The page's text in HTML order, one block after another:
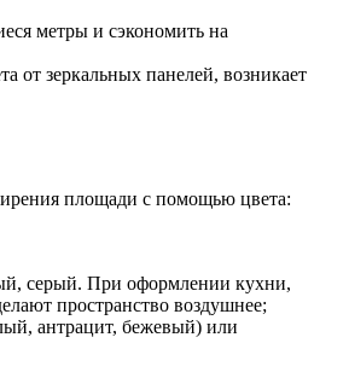
метры и сэкономить на
от зеркальных панелей, возникает
площади с помощью цвета:
серый. При оформлении кухни,
пространство воздушнее;
антрацит, бежевый) или